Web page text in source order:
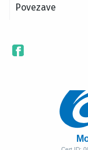
Povezave